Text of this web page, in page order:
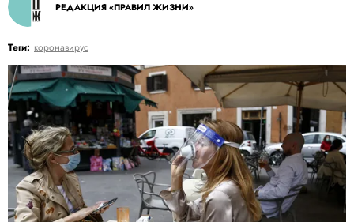
РЕДАКЦИЯ «ПРАВИЛ ЖИЗНИ»
Теги: коронавирус